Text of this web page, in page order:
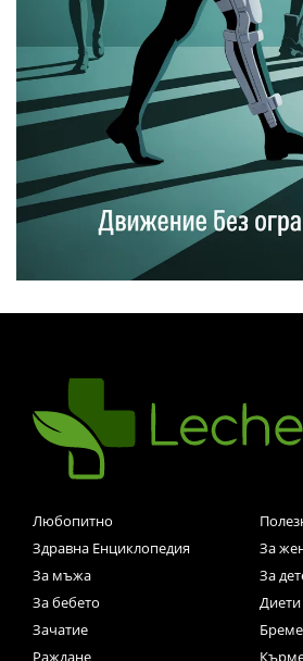
Любопитно
Здравна Енциклопедия
За
За мъжа
За
За бебето
Зачатие
Раждане